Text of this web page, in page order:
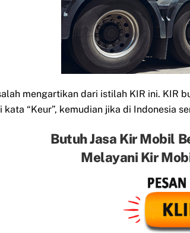
mengartikan dari istilah KIR ini. KIR
“Keur”, kemudian jika di Indonesia
Butuh Jasa Kir Mobil
Melayani Kir